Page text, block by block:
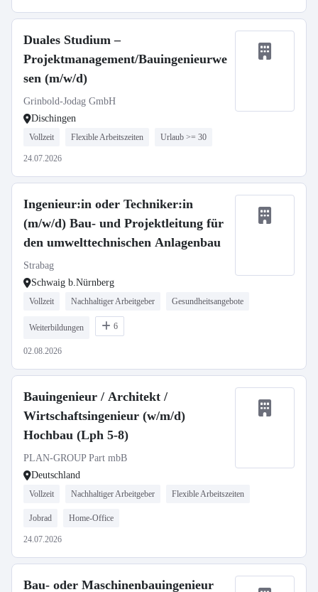
Duales Studium –
Projektmanagement/Bauingenieurwe
sen (m/w/d)
Grinbold-Jodag GmbH
Dischingen
Vollzeit Flexible Arbeitszeiten Urlaub >= 30
24.07.2026
Ingenieur:in oder Techniker:in
(m/w/d) Bau- und Projektleitung für
den umwelttechnischen Anlagenbau
Strabag
Schwaig b.Nürnberg
Vollzeit Nachhaltiger Arbeitgeber Gesundheitsangebote
Weiterbildungen 6
02.08.2026
Bauingenieur / Architekt /
Wirtschaftsingenieur (w/m/d)
Hochbau (Lph 5-8)
PLAN-GROUP Part mbB
Deutschland
Vollzeit Nachhaltiger Arbeitgeber Flexible Arbeitszeiten
Jobrad Home-Office
24.07.2026
Bau- oder Maschinenbauingenieur